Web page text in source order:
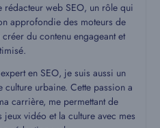
rédacteur web SEO, un rôle qui
approfondie des moteurs de
du contenu engageant et
en SEO, je suis aussi un
urbaine. Cette passion a
carrière, me permettant de
vidéo et la culture avec mes